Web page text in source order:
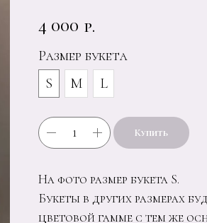
4 000 р.
Размер букета
S
M L
Купить
На фото размер букета S.
Букеты в других размерах
цветовой гамме с тем же